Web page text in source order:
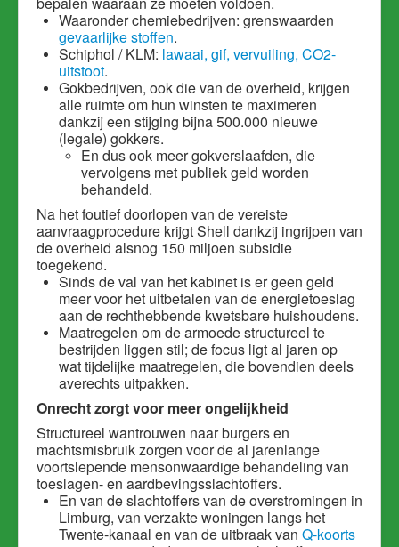
Waaronder chemiebedrijven: grenswaarden
gevaarlijke stoffen.
Schiphol / KLM: lawaai, gif, vervuiling, CO2-
uitstoot.
Gokbedrijven, ook die van de overheid, krijgen
alle ruimte om hun winsten te maximeren
dankzij een stijging bijna 500.000 nieuwe
(legale) gokkers.
En dus ook meer gokverslaafden, die
vervolgens met publiek geld worden
behandeld.
Na het foutief doorlopen van de vereiste
aanvraagprocedure krijgt Shell dankzij ingrijpen van
de overheid alsnog 150 miljoen subsidie
toegekend.
Sinds de val van het kabinet is er geen geld
meer voor het uitbetalen van de energietoeslag
aan de rechthebbende kwetsbare huishoudens.
Maatregelen om de armoede structureel te
bestrijden liggen stil; de focus ligt al jaren op
wat tijdelijke maatregelen, die bovendien deels
averechts uitpakken.
Onrecht zorgt voor meer ongelijkheid
Structureel wantrouwen naar burgers en
machtsmisbruik zorgen voor de al jarenlange
voortslepende mensonwaardige behandeling van
toeslagen- en aardbevingsslachtoffers.
En van de slachtoffers van de overstromingen in
Limburg, van verzakte woningen langs het
Twente-kanaal en van de uitbraak van Q-koorts